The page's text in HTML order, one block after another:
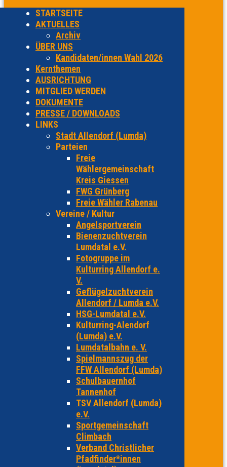
STARTSEITE
AKTUELLES
Archiv
ÜBER UNS
Kandidaten/innen Wahl 2026
Kernthemen
AUSRICHTUNG
MITGLIED WERDEN
DOKUMENTE
PRESSE / DOWNLOADS
LINKS
Stadt Allendorf (Lumda)
Parteien
Freie
Wählergemeinschaft
Kreis Giessen
FWG Grünberg
Freie Wähler Rabenau
Vereine / Kultur
Angelsportverein
Bienenzuchtverein
Lumdatal e.V.
Fotogruppe im
Kulturring Allendorf e.
V.
Geflügelzuchtverein
Allendorf / Lumda e.V.
HSG-Lumdatal e.V.
Kulturring-Alendorf
(Lumda) e.V.
Lumdatalbahn e. V.
Spielmannszug der
FFW Allendorf (Lumda)
Schulbauernhof
Tannenhof
TSV Allendorf (Lumda)
e.V.
Sportgemeinschaft
Climbach
Verband Christlicher
Pfadfinder*innen